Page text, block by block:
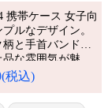
携帯ケース 女子向
ルなデザイン。
と手首バンド付
な雰囲気が魅
15/15pro max
税込)